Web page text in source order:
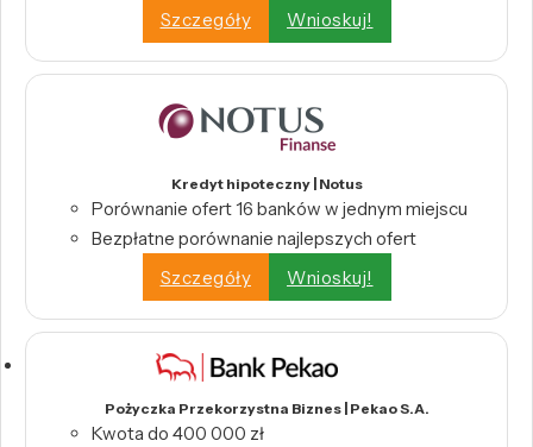
Szczegóły
Wnioskuj!
Kredyt hipoteczny | Notus
Porównanie ofert 16 banków w jednym miejscu
Bezpłatne porównanie najlepszych ofert
Szczegóły
Wnioskuj!
Pożyczka Przekorzystna Biznes | Pekao S.A.
Kwota do 400 000 zł